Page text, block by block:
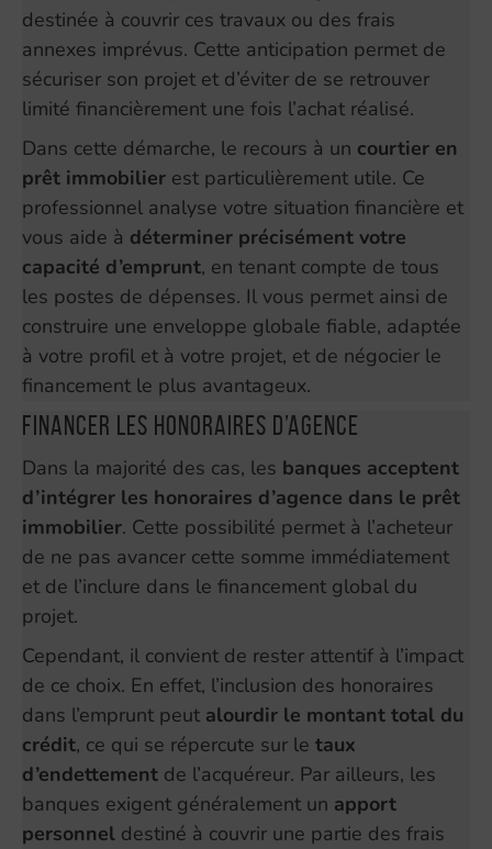
destinée à couvrir ces travaux ou des frais
annexes imprévus. Cette anticipation permet de
sécuriser son projet et d’éviter de se retrouver
limité financièrement une fois l’achat réalisé.
Dans cette démarche, le recours à un courtier en
prêt immobilier est particulièrement utile. Ce
professionnel analyse votre situation financière et
vous aide à déterminer précisément votre
capacité d’emprunt, en tenant compte de tous
les postes de dépenses. Il vous permet ainsi de
construire une enveloppe globale fiable, adaptée
à votre profil et à votre projet, et de négocier le
financement le plus avantageux.
Financer les honoraires d’agence
Dans la majorité des cas, les banques acceptent
d’intégrer les honoraires d’agence dans le prêt
immobilier. Cette possibilité permet à l’acheteur
de ne pas avancer cette somme immédiatement
et de l’inclure dans le financement global du
projet.
Cependant, il convient de rester attentif à l’impact
de ce choix. En effet, l’inclusion des honoraires
dans l’emprunt peut alourdir le montant total du
crédit, ce qui se répercute sur le taux
d’endettement de l’acquéreur. Par ailleurs, les
banques exigent généralement un apport
personnel destiné à couvrir une partie des frais